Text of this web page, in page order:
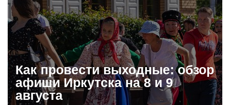
Как провести выходные: обзор
афиши Иркутска на 8 и 9
августа